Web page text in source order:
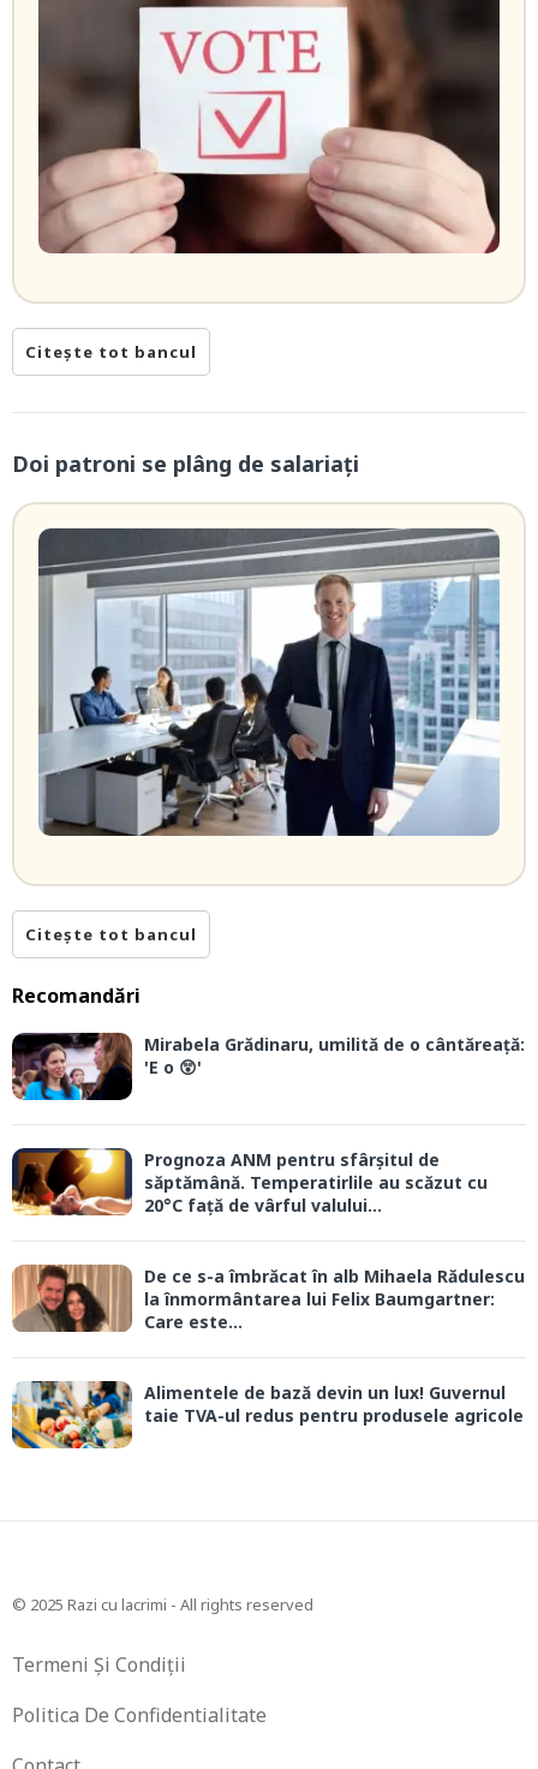
Citește tot bancul
Doi patroni se plâng de salariați
Citește tot bancul
Recomandări
Mirabela Grădinaru, umilită de o cântăreață:
'E o 😲'
Prognoza ANM pentru sfârșitul de
săptămână. Temperatirlile au scăzut cu
20°C față de vârful valului...
De ce s-a îmbrăcat în alb Mihaela Rădulescu
la înmormântarea lui Felix Baumgartner:
Care este...
Alimentele de bază devin un lux! Guvernul
taie TVA-ul redus pentru produsele agricole
© 2025 Razi cu lacrimi - All rights reserved
Termeni Și Condiții
Politica De Confidentialitate